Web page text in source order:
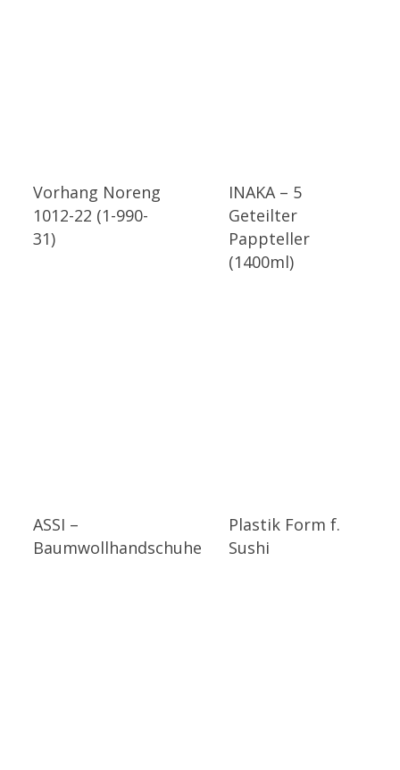
Vorhang Noreng
1012-22 (1-990-
31)
INAKA – 5
Geteilter
Pappteller
(1400ml)
ASSI –
Baumwollhandschuhe
Plastik Form f.
Sushi